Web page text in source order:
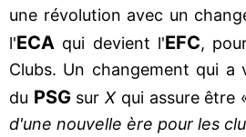
une révolution avec un
l'ECA qui devient l'EFC,
Clubs. Un changement qui a
du PSG surX qui assure être
d'une nouvelle ère pour les